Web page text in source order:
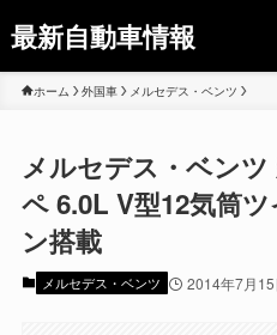
最新自動車情報
ホーム 外国車 メルセデス・ベンツ
メルセデス・ベン
ペ 6.0L V型12気筒
ン搭載
メルセデス・ベンツ 2014年7月15